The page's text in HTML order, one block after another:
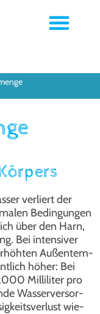
ver­liert der
Bedin­gun­gen
über den Harn,
Bei inten­si­ver
Außen­tem­
höher: Bei
Mil­li­li­ter pro
Was­ser­ver­sor­
wie­